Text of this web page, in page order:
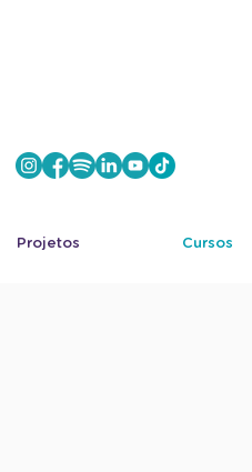
Projetos Cursos